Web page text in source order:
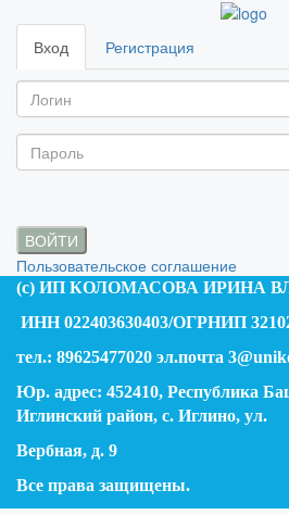
Вход Регистрация
ВОЙТИ
Пользовательское соглашение
(c) ИП КОЛОМАСОВА ИРИНА
ИНН 022403630403/ОГРНИП
тел.: 89625477020 эл.почта
Юр. адрес: 452410, Республика
Иглинский район, с. Иглино, ул.
Вербная, д. 9
Все права защищены.